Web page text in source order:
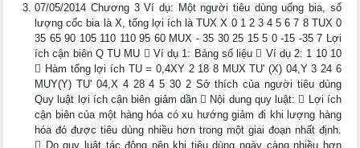
07/05/2014 Chương 3 Ví dụ: Một người tiêu dùng uống bia, số
lượng cốc bia là X, tổng lợi ích là TUX X 0 1 2 3 4 5 6 7 8 TUX 0
35 65 90 105 110 110 95 60 MUX - 35 30 25 15 5 0 -15 -35 7 Lợi
ích cận biên Q TU MU  Ví dụ 1: Bảng số liệu  Ví dụ 2: 1 10 10
 Hàm tổng lợi ích TU = 0,4XY 2 18 8 MUX TU' (X) 04,Y 3 24 6
MUY(Y) TU' 04,X 4 28 4 5 30 2 Sở thích của người tiêu dùng
Quy luật lợi ích cận biên giảm dần  Nội dung quy luật:  Lợi ích
cận biên của một hàng hóa có xu hướng giảm đi khi lượng hàng
hóa đó được tiêu dùng nhiều hơn trong một giai đoạn nhất định.
 Do quy luật tác động nên khi tiêu dùng ngày càng nhiều hơn